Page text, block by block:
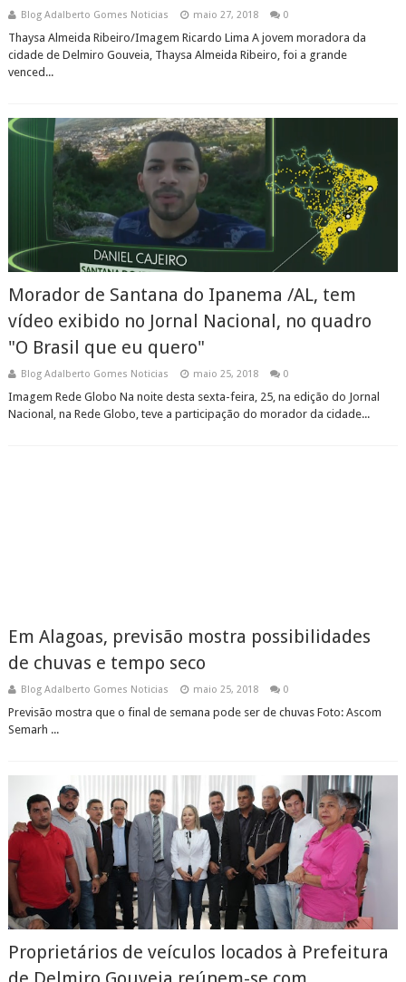
Blog Adalberto Gomes Noticias maio 27, 2018 0
Thaysa Almeida Ribeiro/Imagem Ricardo Lima A jovem moradora da
cidade de Delmiro Gouveia, Thaysa Almeida Ribeiro, foi a grande
venced...
Morador de Santana do Ipanema /AL, tem
vídeo exibido no Jornal Nacional, no quadro
"O Brasil que eu quero"
Blog Adalberto Gomes Noticias maio 25, 2018 0
Imagem Rede Globo Na noite desta sexta-feira, 25, na edição do Jornal
Nacional, na Rede Globo, teve a participação do morador da cidade...
Em Alagoas, previsão mostra possibilidades
de chuvas e tempo seco
Blog Adalberto Gomes Noticias maio 25, 2018 0
Previsão mostra que o final de semana pode ser de chuvas Foto: Ascom
Semarh ...
Proprietários de veículos locados à Prefeitura